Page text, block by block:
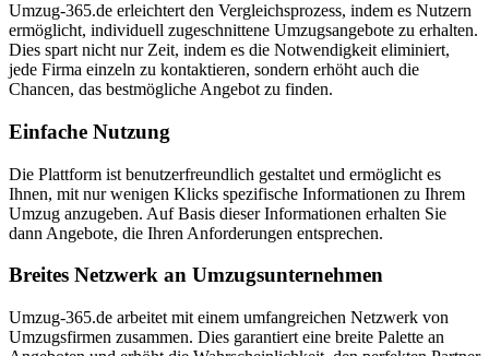
Umzug-365.de erleichtert den Vergleichsprozess, indem es Nutzern
ermöglicht, individuell zugeschnittene Umzugsangebote zu erhalten.
Dies spart nicht nur Zeit, indem es die Notwendigkeit eliminiert,
jede Firma einzeln zu kontaktieren, sondern erhöht auch die
Chancen, das bestmögliche Angebot zu finden.
Einfache Nutzung
Die Plattform ist benutzerfreundlich gestaltet und ermöglicht es
Ihnen, mit nur wenigen Klicks spezifische Informationen zu Ihrem
Umzug anzugeben. Auf Basis dieser Informationen erhalten Sie
dann Angebote, die Ihren Anforderungen entsprechen.
Breites Netzwerk an Umzugsunternehmen
Umzug-365.de arbeitet mit einem umfangreichen Netzwerk von
Umzugsfirmen zusammen. Dies garantiert eine breite Palette an